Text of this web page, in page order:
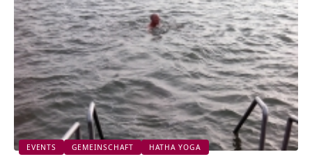
EVENTS GEMEINSCHAFT HATHA YOGA